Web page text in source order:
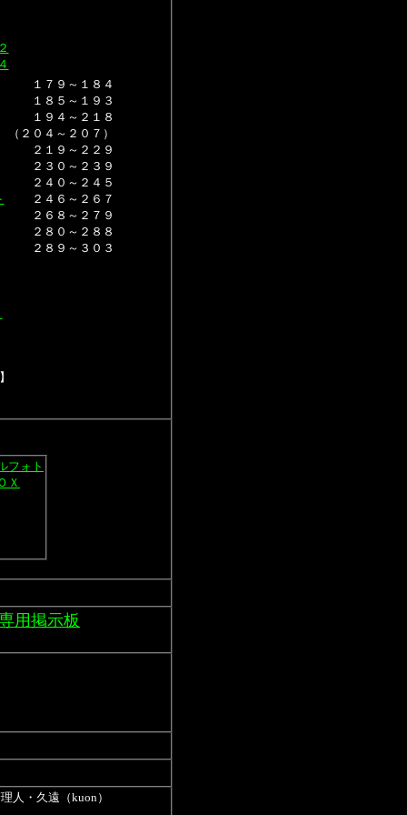
１７９～１８４
１８５～１９３
１９４～２１８
（２０４～２０７）
２１９～２２９
２３０～２３９
２４０～２４５
２４６～２６７
２６８～２７９
２８０～２８８
２８９～３０３
フォト
Ｘ
用掲示板
・久遠（kuon）